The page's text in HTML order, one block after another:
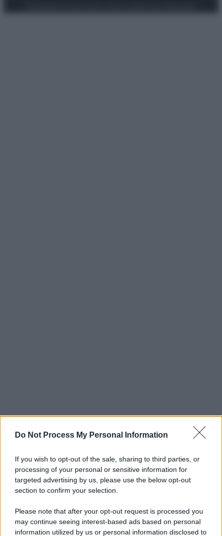
Do Not Process My Personal Information
If you wish to opt-out of the sale, sharing to third parties, or
processing of your personal or sensitive information for
targeted advertising by us, please use the below opt-out
section to confirm your selection.
Please note that after your opt-out request is processed you
may continue seeing interest-based ads based on personal
information utilized by us or personal information disclosed to